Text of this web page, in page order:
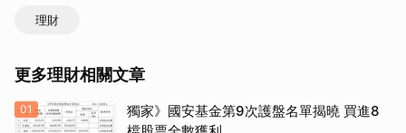
理財
更多理財相關文章
01
獨家》國安基金第9次護盤名單揭曉 買進8